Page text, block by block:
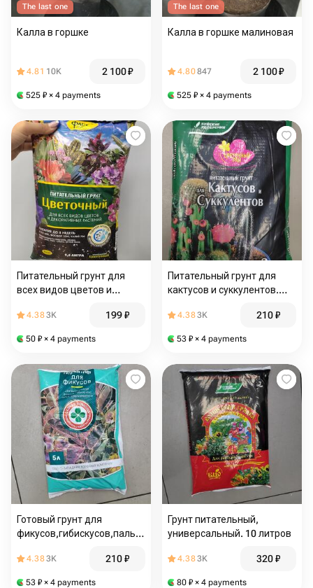
The last one
Калла в горшке
4.81 10K 2 100₽
525 ₽ × 4 payments
The last one
Калла в горшке малиновая
4.80847 2 100₽
525 ₽ × 4 payments
Питательный грунт для
всех видов цветов и
4.383K 199₽
50 ₽ × 4 payments
Питательный грунт для
кактусов и суккулентов.
4.383K 210₽
53 ₽ × 4 payments
Готовый грунт для
фикусов,гибискусов,пальм,
4.383K 210₽
53 ₽ × 4 payments
Грунт питательный,
универсальный. 10 литров
4.383K 320₽
80 ₽ × 4 payments